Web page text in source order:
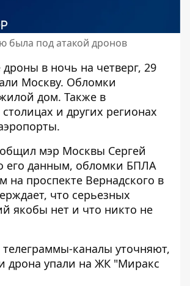
была под атакой дронов
в ночь на четверг, 29
Москву. Обломки
дом. Также в
и других регионах
мэр Москвы Сергей
его данным, обломки БПЛА
на проспекте Вернадского в
что серьезных
якобы нет и что никто не
телеграммы-каналы уточняют,
дрона упали на ЖК "Миракс